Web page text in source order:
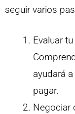
seguir varios
Evaluar
ayudará
pagar.
Negociar